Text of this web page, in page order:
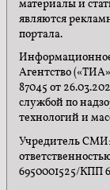
материалы и
являются
портала.
Агентство
87045 от
службой по
технологий и
Учредитель
6950001525/КПП